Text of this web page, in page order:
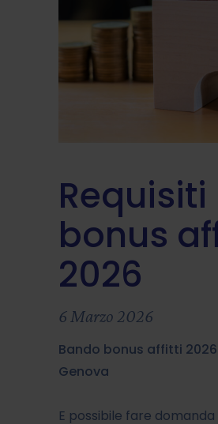
Requisiti
bonus
2026
6 Marzo 2026
Bando bonus affitti
Genova
E possibile fare